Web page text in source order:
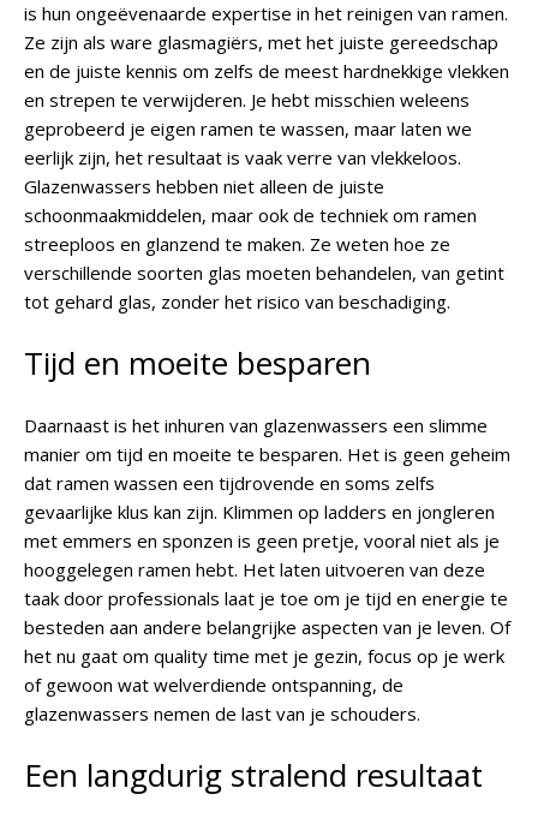
is hun ongeëvenaarde expertise in het reinigen van ramen.
Ze zijn als ware glasmagiërs, met het juiste gereedschap
en de juiste kennis om zelfs de meest hardnekkige vlekken
en strepen te verwijderen. Je hebt misschien weleens
geprobeerd je eigen ramen te wassen, maar laten we
eerlijk zijn, het resultaat is vaak verre van vlekkeloos.
Glazenwassers hebben niet alleen de juiste
schoonmaakmiddelen, maar ook de techniek om ramen
streeploos en glanzend te maken. Ze weten hoe ze
verschillende soorten glas moeten behandelen, van getint
tot gehard glas, zonder het risico van beschadiging.
Tijd en moeite besparen
Daarnaast is het inhuren van glazenwassers een slimme
manier om tijd en moeite te besparen. Het is geen geheim
dat ramen wassen een tijdrovende en soms zelfs
gevaarlijke klus kan zijn. Klimmen op ladders en jongleren
met emmers en sponzen is geen pretje, vooral niet als je
hooggelegen ramen hebt. Het laten uitvoeren van deze
taak door professionals laat je toe om je tijd en energie te
besteden aan andere belangrijke aspecten van je leven. Of
het nu gaat om quality time met je gezin, focus op je werk
of gewoon wat welverdiende ontspanning, de
glazenwassers nemen de last van je schouders.
Een langdurig stralend resultaat